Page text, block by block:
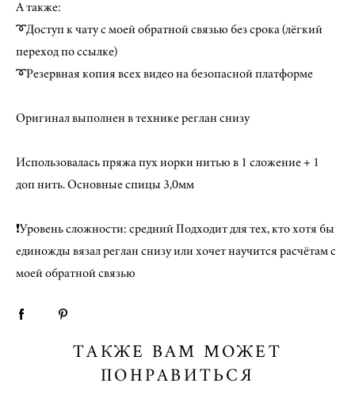
А также:
➰Доступ к чату с моей обратной связью без срока (лёгкий
переход по ссылке)
➰Резервная копия всех видео на безопасной платформе
Оригинал выполнен в технике реглан снизу
Использовалась пряжа пух норки нитью в 1 сложение + 1
доп нить. Основные спицы 3,0мм
❗Уровень сложности: средний Подходит для тех, кто хотя бы
единожды вязал реглан снизу или хочет научится расчётам с
моей обратной связью
ТАКЖЕ ВАМ МОЖЕТ
ПОНРАВИТЬСЯ